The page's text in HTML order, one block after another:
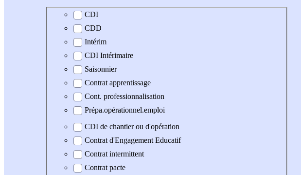
Type de contrat
CDI
CDD
Intérim
CDI Intérimaire
Saisonnier
Contrat apprentissage
Cont. professionnalisation
Prépa.opérationnel.emploi
CDI de chantier ou d'opération
Contrat d'Engagement Educatif
Contrat intermittent
Contrat pacte